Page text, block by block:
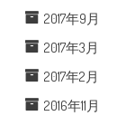
2017年9月
2017年3月
2017年2月
2016年11月